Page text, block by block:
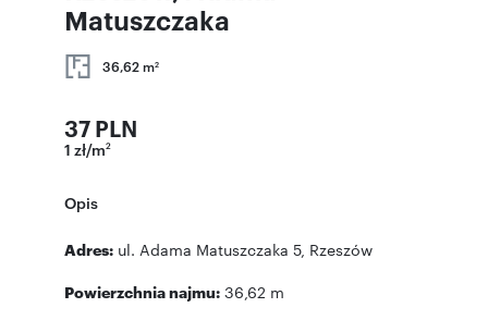
Matuszczaka
36,62 m2
37 PLN
1 zł/m2
Opis
Adres: ul. Adama Matuszczaka 5, Rzeszów
Powierzchnia najmu: 36,62 m